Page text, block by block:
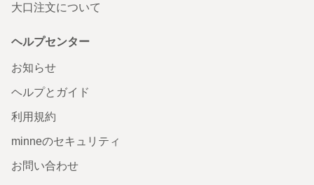
大口注文について
ヘルプセンター
お知らせ
ヘルプとガイド
利用規約
minneのセキュリティ
お問い合わせ